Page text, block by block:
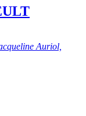
Auriol,